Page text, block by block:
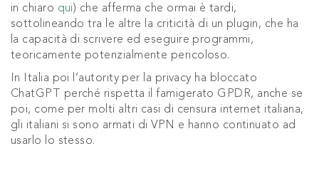
in chiaro qui) che afferma che ormai è tardi,
sottolineando tra le altre la criticità di un plugin, che ha
la capacità di scrivere ed eseguire programmi,
teoricamente potenzialmente pericoloso.
In Italia poi l’autority per la privacy ha bloccato
ChatGPT perché rispetta il famigerato GPDR, anche se
poi, come per molti altri casi di censura internet italiana,
gli italiani si sono armati di VPN e hanno continuato ad
usarlo lo stesso.